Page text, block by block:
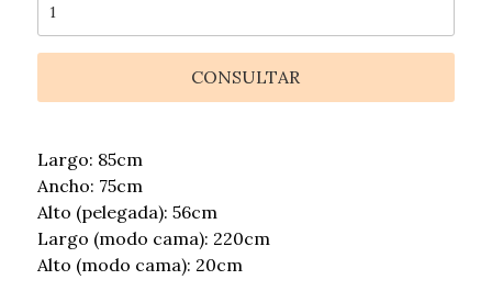
CONSULTAR
Largo: 85cm
Ancho: 75cm
Alto (pelegada): 56cm
Largo (modo cama): 220cm
Alto (modo cama): 20cm